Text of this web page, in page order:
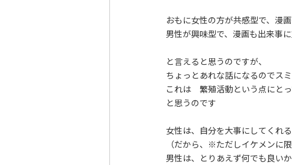
おもに女性の方が共感型で、漫
男性が興味型で、漫画も出来事に
と言えると思うのですが、
ちょっとあれな話になるのでスミ
これは 繁殖活動という点にと
と思うのです
女性は、自分を大事にしてくれ
（だから、※ただしイケメンに限
男性は、とりあえず何でも良い